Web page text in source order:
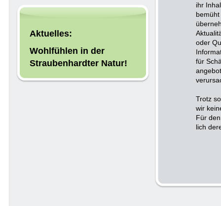
ihr
oder
für
Trotz
wir
Für
lich
Aktuelles:
Wohlfühlen in der
Straubenhardter Natur!